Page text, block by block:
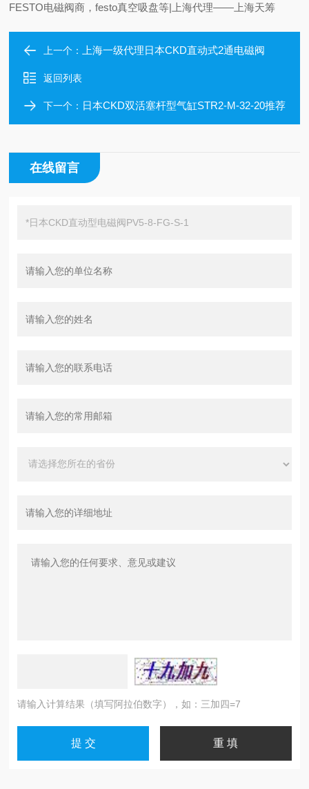
FESTO电磁阀商，festo真空吸盘等|上海代理——上海天筹
上一个： 上海一级代理日本CKD直动式2通电磁阀
返回列表
下一个： 日本CKD双活塞杆型气缸STR2-M-32-20推荐
在线留言
请输入计算结果（填写阿拉伯数字），如：三加四=7